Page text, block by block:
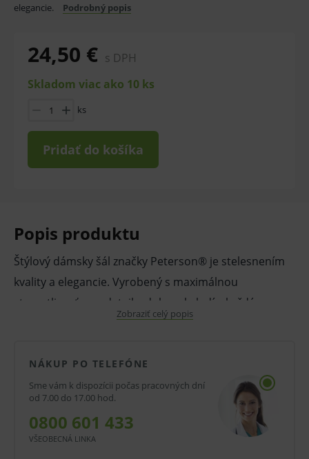
elegancie.
Podrobný popis
24,50 € s DPH
Skladom viac ako 10 ks
ks
Pridať do košíka
Popis produktu
Štýlový dámsky šál značky Peterson® je stelesnením
kvality a elegancie. Vyrobený s maximálnou
starostlivosťou o detaily, dokonale ladí s každým
outfitom – od formálnych kabátov až po každodenné
a strapce na koncoch mu dodávajú šarm a ľahkosť.
Každý šál je zabalený v elegantnej škatuľke v
decentných odtieňoch, ktoré podčiarkujú výnimočný
charakter produktu. Nie je to len praktický doplnok na
Zobraziť celý popis
NÁKUP PO TELEFÓNE
Sme vám k dispozícii počas pracovných dní
od 7.00 do 17.00 hod.
0800 601 433
VŠEOBECNÁ LINKA